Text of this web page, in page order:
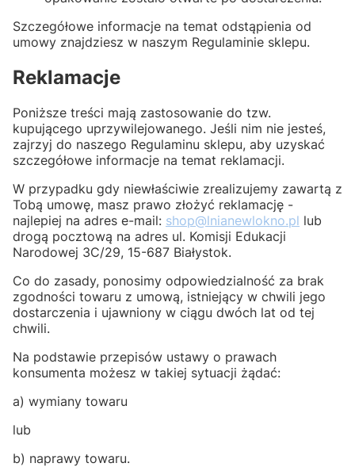
Szczegółowe informacje na temat odstąpienia od
umowy znajdziesz w naszym Regulaminie sklepu.
Reklamacje
Poniższe treści mają zastosowanie do tzw.
kupującego uprzywilejowanego. Jeśli nim nie jesteś,
zajrzyj do naszego Regulaminu sklepu, aby uzyskać
szczegółowe informacje na temat reklamacji.
W przypadku gdy niewłaściwie zrealizujemy zawartą z
Tobą umowę, masz prawo złożyć reklamację -
najlepiej na adres e-mail: shop@lnianewlokno.pl lub
drogą pocztową na adres ul. Komisji Edukacji
Narodowej 3C/29, 15-687 Białystok.
Co do zasady, ponosimy odpowiedzialność za brak
zgodności towaru z umową, istniejący w chwili jego
dostarczenia i ujawniony w ciągu dwóch lat od tej
chwili.
Na podstawie przepisów ustawy o prawach
konsumenta możesz w takiej sytuacji żądać:
a) wymiany towaru
lub
b) naprawy towaru.